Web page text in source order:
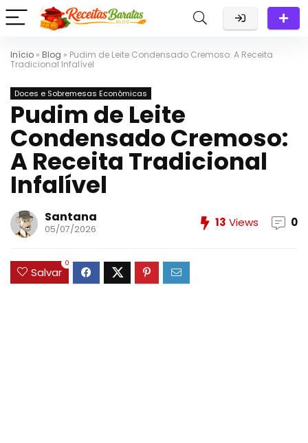
Início » Blog » Pudim de Leite Condensado Cremoso: A Receita
Tradicional Infalível
Doces e Sobremesas Econômicas
Pudim de Leite
Condensado Cremoso:
A Receita Tradicional
Infalível
Santana
05/07/2026 13 Views 0
Salvar
0